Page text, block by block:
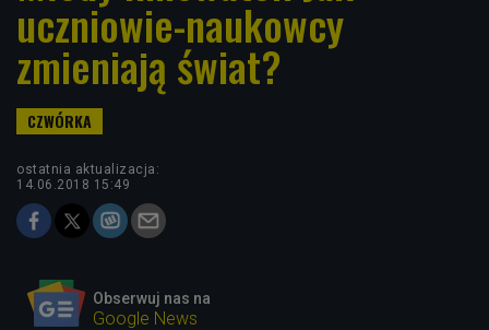
uczniowie-naukowcy
zmieniają świat?
ostatnia aktualizacja:
14.06.2018 15:49
Obserwuj nas na
Google News